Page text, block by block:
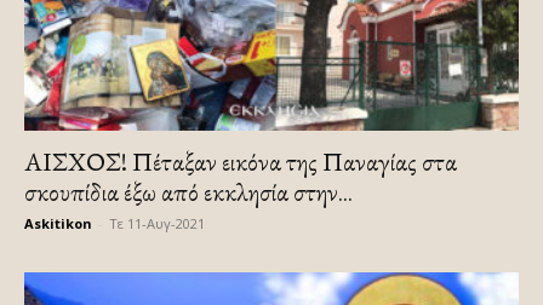
ΑΙΣΧΟΣ! Πέταξαν εικόνα της Παναγίας στα
σκουπίδια έξω από εκκλησία στην...
Askitikon Τε 11-Αυγ-2021